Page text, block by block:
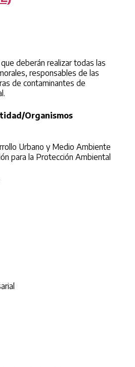
deberán realizar todas las
responsables de las
de contaminantes de
Organismos
Urbano y Medio Ambiente
para la Protección Ambiental